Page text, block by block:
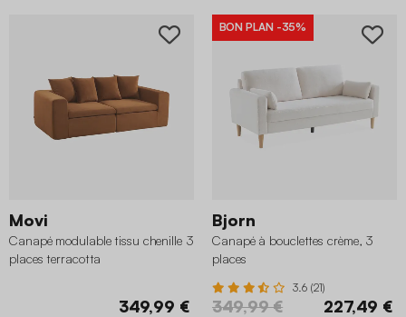
Movi
Canapé modulable tissu chenille 3
places terracotta
349,99 €
BON PLAN -35%
Bjorn
Canapé à bouclettes crème, 3
places
3.6 (21)
349,99 € 227,49 €